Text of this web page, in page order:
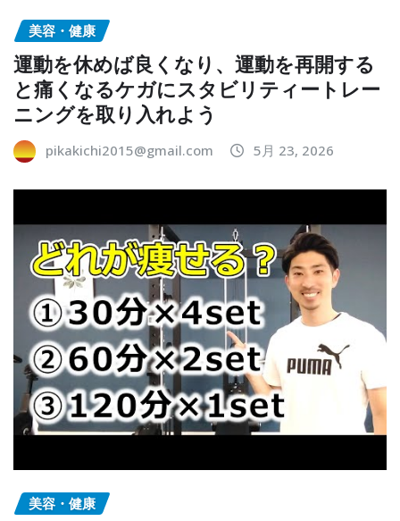
美容・健康
運動を休めば良くなり、運動を再開する
と痛くなるケガにスタビリティートレー
ニングを取り入れよう
pikakichi2015@gmail.com 5月 23, 2026
美容・健康